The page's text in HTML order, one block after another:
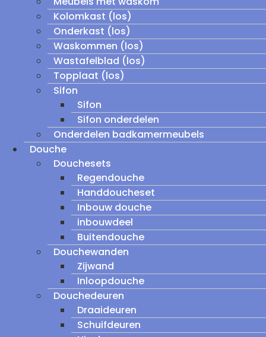
Kolomkast (los)
Onderkast (los)
Waskommen (los)
Wastafelblad (los)
Topplaat (los)
Sifon
Sifon
Sifon onderdelen
Onderdelen badkamermeubels
Douche
Douchesets
Regendouche
Handdoucheset
Inbouw douche
inbouwdeel
Buitendouche
Douchewanden
Zijwand
Inloopdouche
Douchedeuren
Draaideuren
Schuifdeuren